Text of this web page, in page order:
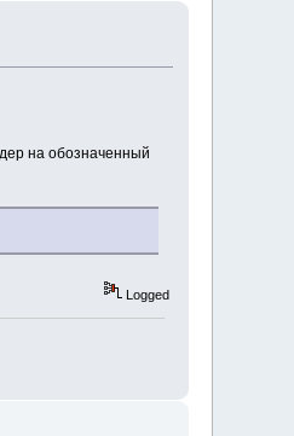
на обозначенный
Logged